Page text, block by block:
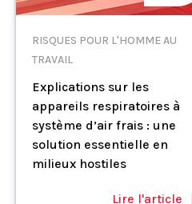
RISQUES POUR L'HOMME AU
TRAVAIL
Explications sur les
appareils respiratoires à
système d’air frais : une
solution essentielle en
milieux hostiles
Lire l'article